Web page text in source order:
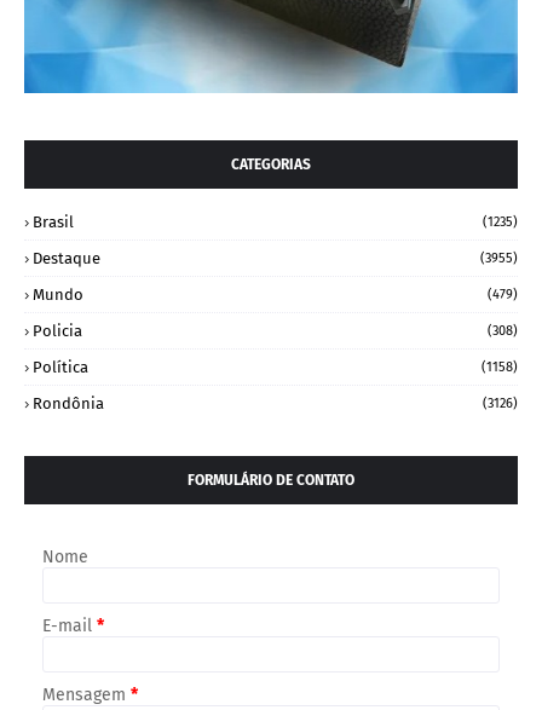
CATEGORIAS
Brasil (1235)
Destaque (3955)
Mundo (479)
Policia (308)
Política (1158)
Rondônia (3126)
FORMULÁRIO DE CONTATO
Nome
E-mail *
Mensagem *